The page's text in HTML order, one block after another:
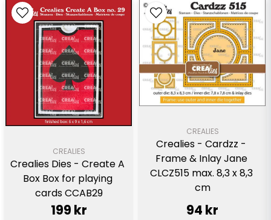
CREALIES
Crealies Dies - Create A
Box Box for playing
cards CCAB29
199 kr
CREALIES
Crealies - Cardzz -
Frame & Inlay Jane
CLCZ515 max. 8,3 x 8,3
cm
94 kr